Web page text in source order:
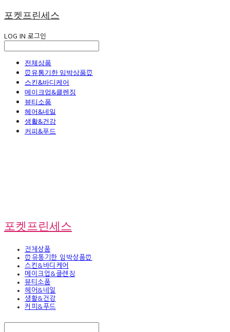
포켓프린세스
LOG IN 로그인
전체상품
⏰유통기한 임박상품⏰
스킨&바디케어
메이크업&클렌징
뷰티소품
헤어&네일
생활&건강
커피&푸드
포켓프린세스
전체상품
⏰유통기한 임박상품⏰
스킨&바디케어
메이크업&클렌징
뷰티소품
헤어&네일
생활&건강
커피&푸드